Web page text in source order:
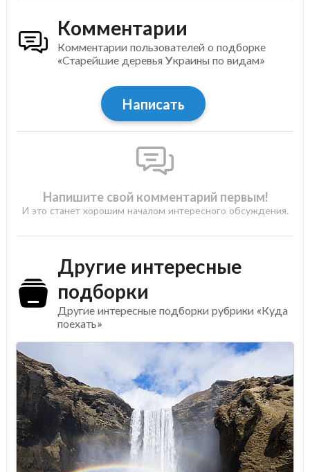
Комментарии
Комментарии пользователей о подборке
«Старейшие деревья Украины по видам»
Написать
Напишите свой комментарий первым!
И это станет хорошим началом интересного обсуждения.
Другие интересные
подборки
Другие интересные подборки рубрики «Куда
поехать»